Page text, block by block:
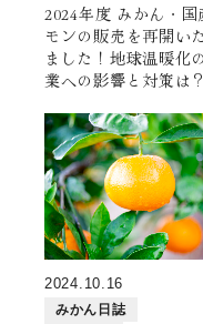
2024年度 みかん・国
モンの販売を再開い
ました！地球温暖化
業への影響と対策は？
2024.10.16
みかん日誌